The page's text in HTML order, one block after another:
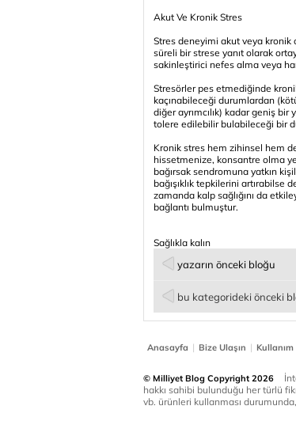
Akut Ve Kronik Stres
Stres deneyimi akut veya kronik
süreli bir strese yanıt olarak
sakinleştirici nefes alma veya
Stresörler pes etmediğinde
kaçınabileceği durumlardan
diğer ayrımcılık) kadar geniş
tolere edilebilir bulabileceği bir
Kronik stres hem zihinsel hem
hissetmenize, konsantre olma
bağırsak sendromuna yatkın
bağışıklık tepkilerini artırabilse
zamanda kalp sağlığını da
bağlantı bulmuştur.
Sağlıkla kalın
yazarın önceki bloğu
bu kategorideki önceki
Anasayfa | Bize Ulaşın | Kullanım
© Milliyet Blog Copyright 2026
hakkı sahibi bulunduğu her türlü
vb. ürünleri kullanması